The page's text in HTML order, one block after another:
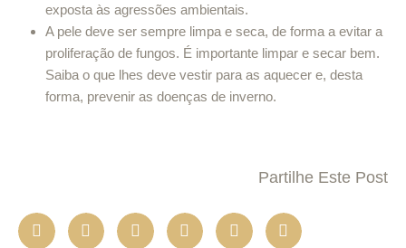
exposta às agressões ambientais.
A pele deve ser sempre limpa e seca, de forma a evitar a
proliferação de fungos. É importante limpar e secar bem.
Saiba o que lhes deve vestir para as aquecer e, desta
forma, prevenir as doenças de inverno.
Partilhe Este Post